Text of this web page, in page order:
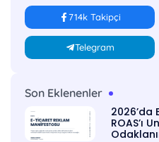
714k Takipçi
Telegram
Son Eklenenler
2026’da
ROAS’ı